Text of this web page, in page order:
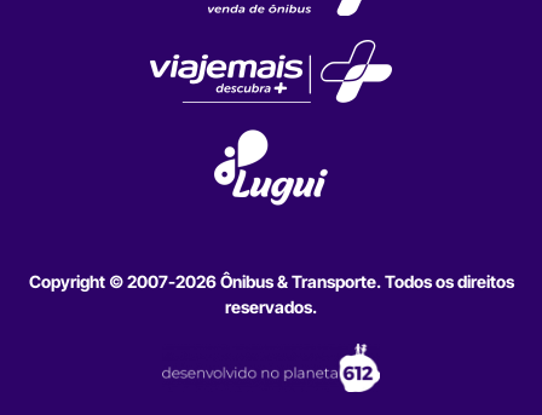
Copyright © 2007-2026 Ônibus & Transporte. Todos os direitos
reservados.